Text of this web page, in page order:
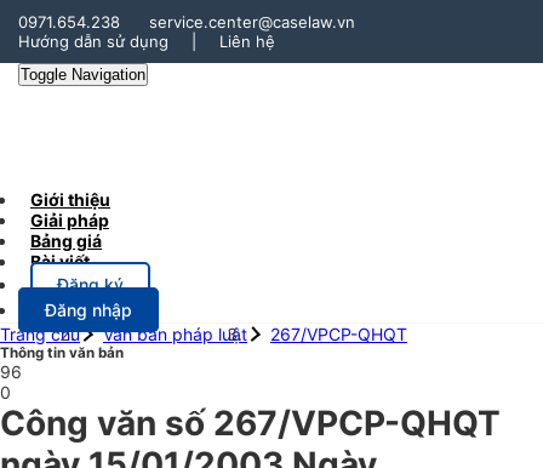
0971.654.238
service.center@caselaw.vn
Hướng dẫn sử dụng
Liên hệ
Toggle Navigation
Giới thiệu
Giải pháp
Bảng giá
Bài viết
Đăng ký
Đăng nhập
Trang chủ
Văn bản pháp luật 267/VPCP-QHQT
Thông tin văn bản
96
0
Công văn số 267/VPCP-QHQT